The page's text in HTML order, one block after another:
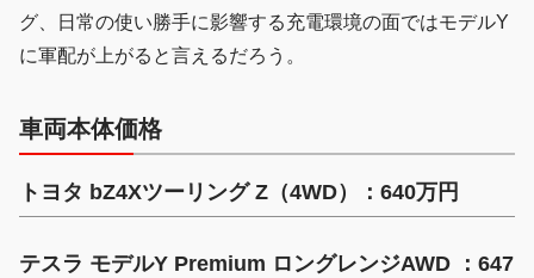
グ、日常の使い勝手に影響する充電環境の面ではモデルY
に軍配が上がると言えるだろう。
車両本体価格
トヨタ bZ4Xツーリング Z（4WD）：640万円
テスラ モデルY Premium ロングレンジAWD ：647